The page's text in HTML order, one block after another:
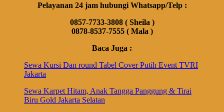
Pelayanan 24 jam hubungi Whatsapp/Telp :
0857-7733-3808 ( Sheila )
0878-8537-7555 ( Mala )
Baca Juga :
Sewa Kursi Dan round Tabel Cover Putih Event TVRI
Jakarta
Sewa Karpet Hitam, Anak Tangga Panggung & Tirai
Biru Gold Jakarta Selatan